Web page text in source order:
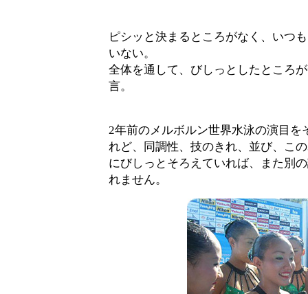
ピシッと決まるところがなく、いつ
いない。
全体を通して、びしっとしたところ
言。
2年前のメルボルン世界水泳の演目を
れど、同調性、技のきれ、並び、こ
にびしっとそろえていれば、また別
れません。